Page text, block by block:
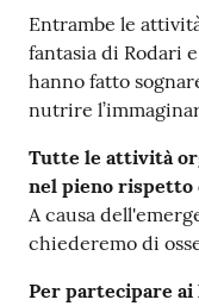
Catalogo
on line
Eventi
Chiedi al
Entrambe le
fantasia di Rodari
hanno fatto
nutrire
Tutte le attività
nel pieno rispetto
A causa
chiederemo di
Per partecipare